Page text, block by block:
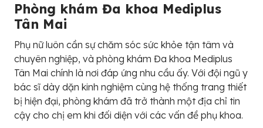
Phòng khám Đa khoa Mediplus
Tân Mai
Phụ nữ luôn cần sự chăm sóc sức khỏe tận tâm và
chuyên nghiệp, và phòng khám Đa khoa Mediplus
Tân Mai chính là nơi đáp ứng nhu cầu ấy. Với đội ngũ y
bác sĩ dày dặn kinh nghiệm cùng hệ thống trang thiết
bị hiện đại, phòng khám đã trở thành một địa chỉ tin
cậy cho chị em khi đối diện với các vấn đề phụ khoa.